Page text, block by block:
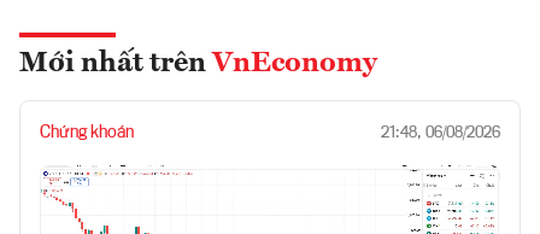
Mới nhất trên VnEconomy
Chứng khoán 21:48, 06/08/2026